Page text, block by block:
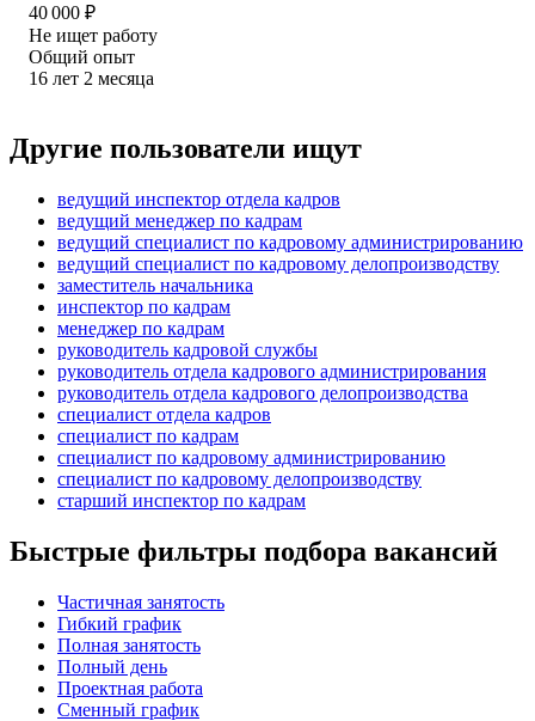
40 000 ₽
Не ищет работу
Общий опыт
16 лет 2 месяца
Другие пользователи ищут
ведущий инспектор отдела кадров
ведущий менеджер по кадрам
ведущий специалист по кадровому администрированию
ведущий специалист по кадровому делопроизводству
заместитель начальника
инспектор по кадрам
менеджер по кадрам
руководитель кадровой службы
руководитель отдела кадрового администрирования
руководитель отдела кадрового делопроизводства
специалист отдела кадров
специалист по кадрам
специалист по кадровому администрированию
специалист по кадровому делопроизводству
старший инспектор по кадрам
Быстрые фильтры подбора вакансий
Частичная занятость
Гибкий график
Полная занятость
Полный день
Проектная работа
Сменный график